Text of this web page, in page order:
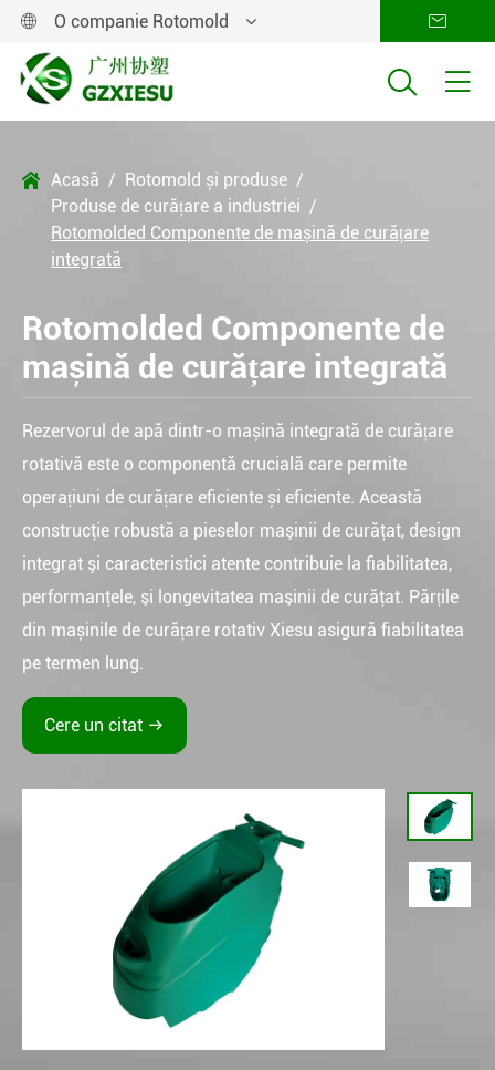
 O companie Rotomold 
 
 Acasă
Rotomold și produse
Produse de curățare a industriei
Rotomolded Componente de mașină de curățare
integrată
Rotomolded Componente de
mașină de curățare integrată
Rezervorul de apă dintr-o mașină integrată de curățare
rotativă este o componentă crucială care permite
operațiuni de curățare eficiente și eficiente. Această
construcţie robustă a pieselor maşinii de curăţat, design
integrat şi caracteristici atente contribuie la fiabilitatea,
performanţele, şi longevitatea maşinii de curăţat. Părțile
din mașinile de curățare rotativ Xiesu asigură fiabilitatea
pe termen lung.
Cere un citat 